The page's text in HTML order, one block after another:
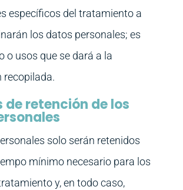
específicos del tratamiento a
los datos personales; es
o usos que se dará a la
recopilada.
de retención de los
solo serán retenidos
mínimo necesario para los
y, en todo caso,